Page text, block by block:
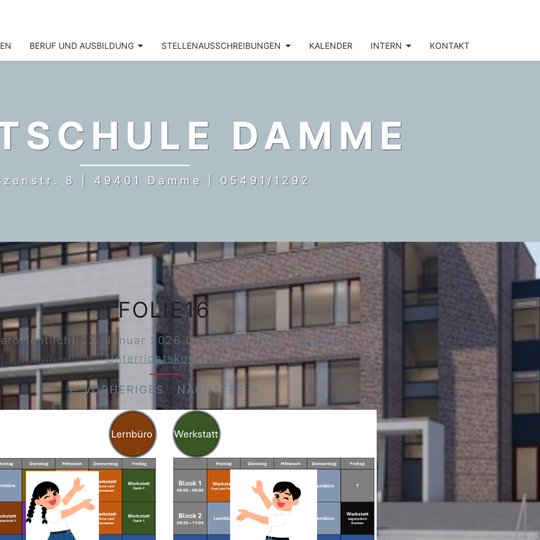
BERUF UND AUSBILDUNG STELLENAUSSCHREIBUNGEN KALENDER INTERN KONTAKT
DAMME
8 | 49401 Damme | 05491/1292
FOLIE16
22. Januar 2026 Um1280 × 720 InNeues
Unterrichtskonzept
← VORHERIGES / NÄCHSTES →